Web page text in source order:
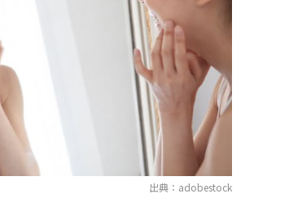
出典：adobestock